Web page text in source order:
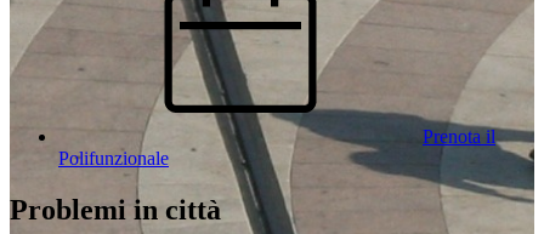
Prenota il
Polifunzionale
Problemi in città